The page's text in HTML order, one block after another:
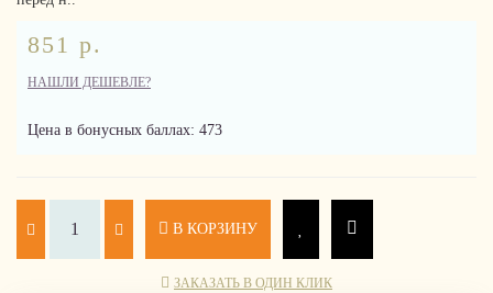
851 р.
НАШЛИ ДЕШЕВЛЕ?
Цена в бонусных баллах: 473
В КОРЗИНУ
ЗАКАЗАТЬ В ОДИН КЛИК